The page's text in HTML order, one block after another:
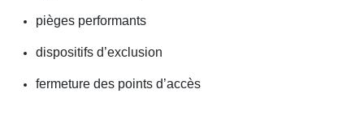
pièges performants
dispositifs d’exclusion
fermeture des points d’accès